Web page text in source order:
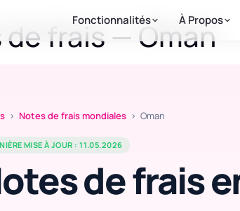
Fonctionnalités À Propos
frais — Oman
› Notes de frais mondiales › Oman
MISE À JOUR : 11.05.2026
de frais